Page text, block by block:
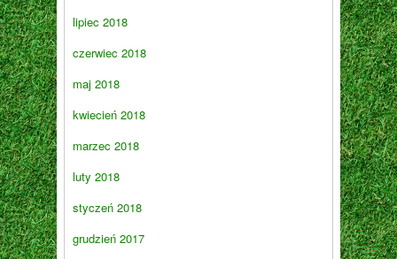
lipiec 2018
czerwiec 2018
maj 2018
kwiecień 2018
marzec 2018
luty 2018
styczeń 2018
grudzień 2017